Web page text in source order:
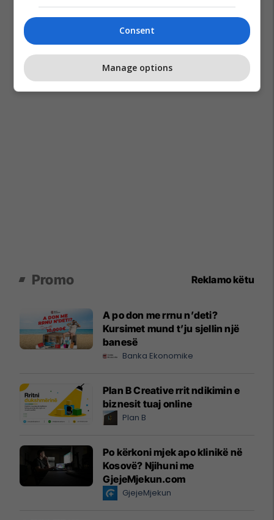
Promo Reklamo këtu
A po don me rrnu n’deti?
Kursimet mund t’ju sjellin një
banesë
Banka Ekonomike
Plan B Creative rrit ndikimin e
biznesit tuaj online
Plan B
Po kërkoni mjek apo klinikë në
Kosovë? Njihuni me
GjejeMjekun.com
GjejeMjekun
Consent
Manage options